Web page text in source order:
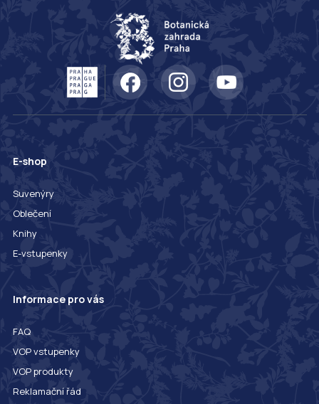
E-shop
Suvenýry
Oblečení
Knihy
E-vstupenky
Informace pro vás
FAQ
VOP vstupenky
VOP produkty
Reklamační řád